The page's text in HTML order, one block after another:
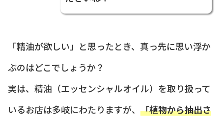
「精油が欲しい」と思ったとき、真っ先に思い浮か
ぶのはどこでしょうか？
実は、精油（エッセンシャルオイル）を取り扱って
いるお店は多岐にわたりますが、 「植物から抽出さ